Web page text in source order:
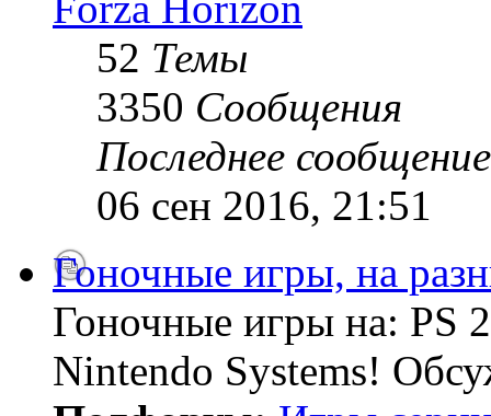
52 Темы
3350 Сообщения
Последнее сообщение
06 сен 2016, 21:51
Гоночные игры, на
Гоночные игры на: PS
Nintendo Systems!